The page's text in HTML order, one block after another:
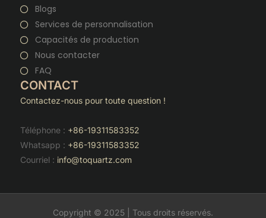
Blogs
Services de personnalisation
Capacités de production
Nous contacter
FAQ
CONTACT
Contactez-nous pour toute question !
Téléphone : +86-19311583352
Whatsapp : +86-19311583352
Courriel : info@toquartz.com
Copyright © 2025 | Tous droits réservés.